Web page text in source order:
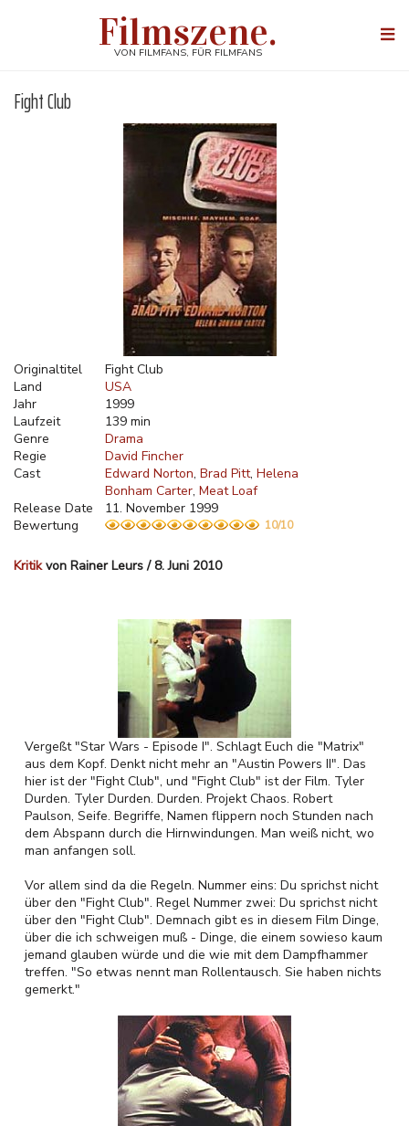
Filmszene.
VON FILMFANS, FÜR FILMFANS
Fight Club
Originaltitel
Fight Club
Land
USA
Jahr
1999
Laufzeit
139 min
Genre
Drama
Regie
David Fincher
Cast
Edward Norton Brad Pitt Helena
Bonham Carter Meat Loaf
Release Date
11. November 1999
Bewertung
10/10
Kritikvon Rainer Leurs / 8. Juni 2010
Vergeßt "Star Wars - Episode I". Schlagt Euch die "Matrix"
aus dem Kopf. Denkt nicht mehr an "Austin Powers II". Das
hier ist der "Fight Club", und "Fight Club" ist der Film. Tyler
Durden. Tyler Durden. Durden. Projekt Chaos. Robert
Paulson, Seife. Begriffe, Namen flippern noch Stunden nach
dem Abspann durch die Hirnwindungen. Man weiß nicht, wo
man anfangen soll.
Vor allem sind da die Regeln. Nummer eins: Du sprichst nicht
über den "Fight Club". Regel Nummer zwei: Du sprichst nicht
über den "Fight Club". Demnach gibt es in diesem Film Dinge,
über die ich schweigen muß - Dinge, die einem sowieso kaum
jemand glauben würde und die wie mit dem Dampfhammer
treffen. "So etwas nennt man Rollentausch. Sie haben nichts
gemerkt."